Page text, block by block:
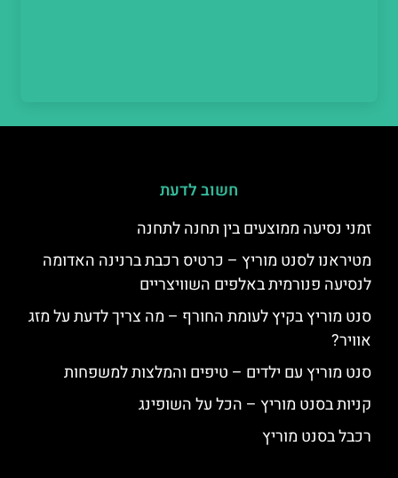
חשוב לדעת
זמני נסיעה ממוצעים בין תחנה לתחנה
מטיראנו לסנט מוריץ – כרטיס רכבת ברנינה האדומה
לנסיעה פנורמית באלפים השוויצריים
סנט מוריץ בקיץ לעומת החורף – מה צריך לדעת על מזג
אוויר?
סנט מוריץ עם ילדים – טיפים והמלצות למשפחות
קניות בסנט מוריץ – הכל על השופינג
רכבל בסנט מוריץ